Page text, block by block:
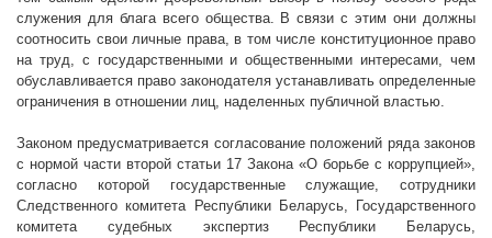
служения для блага всего общества. В связи с этим они должны
соотносить свои личные права, в том числе конституционное право
на труд, с государственными и общественными интересами, чем
обуславливается право законодателя устанавливать определенные
ограничения в отношении лиц, наделенных публичной властью.
Законом предусматривается согласование положений ряда законов
с нормой части второй статьи 17 Закона «О борьбе с коррупцией»,
согласно которой государственные служащие, сотрудники
Следственного комитета Республики Беларусь, Государственного
комитета судебных экспертиз Республики Беларусь,